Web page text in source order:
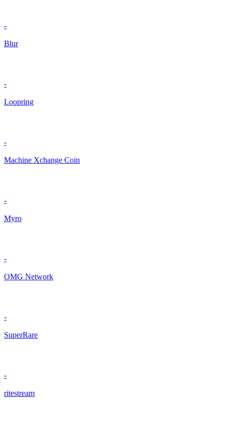
-
Blur
-
Loopring
-
Machine Xchange Coin
-
Myro
-
OMG Network
-
SuperRare
-
ritestream